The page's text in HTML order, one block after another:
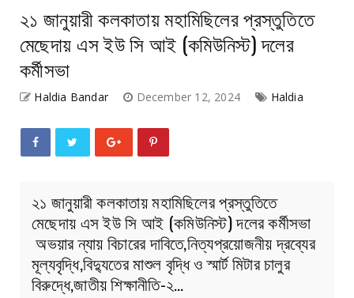
২১ জানুয়ারী কলকাতায় মহামিছিলের প্রস্তুতিতে
মেছেদায় এস ইউ সি আই (কমিউনিস্ট) দলের
কর্মীসভা
Haldia Bandar December 12, 2024 Haldia
২১ জানুয়ারী কলকাতায় মহামিছিলের প্রস্তুতিতে
মেছেদায় এস ইউ সি আই (কমিউনিস্ট) দলের কর্মীসভা
অভয়ার ন্যায় বিচারের দাবিতে,নিত্যপ্রয়োজনীয় দ্রব্যের
মূল্যবৃদ্ধি,বিদ্যুতের মাশুল বৃদ্ধি ও স্মার্ট মিটার চালুর
বিরুদ্ধে,জাতীয় শিক্ষানীতি-২…